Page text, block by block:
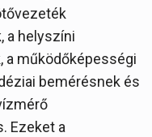
a helyszíni
a működőképességi
bemérésnek és
Ezeket a